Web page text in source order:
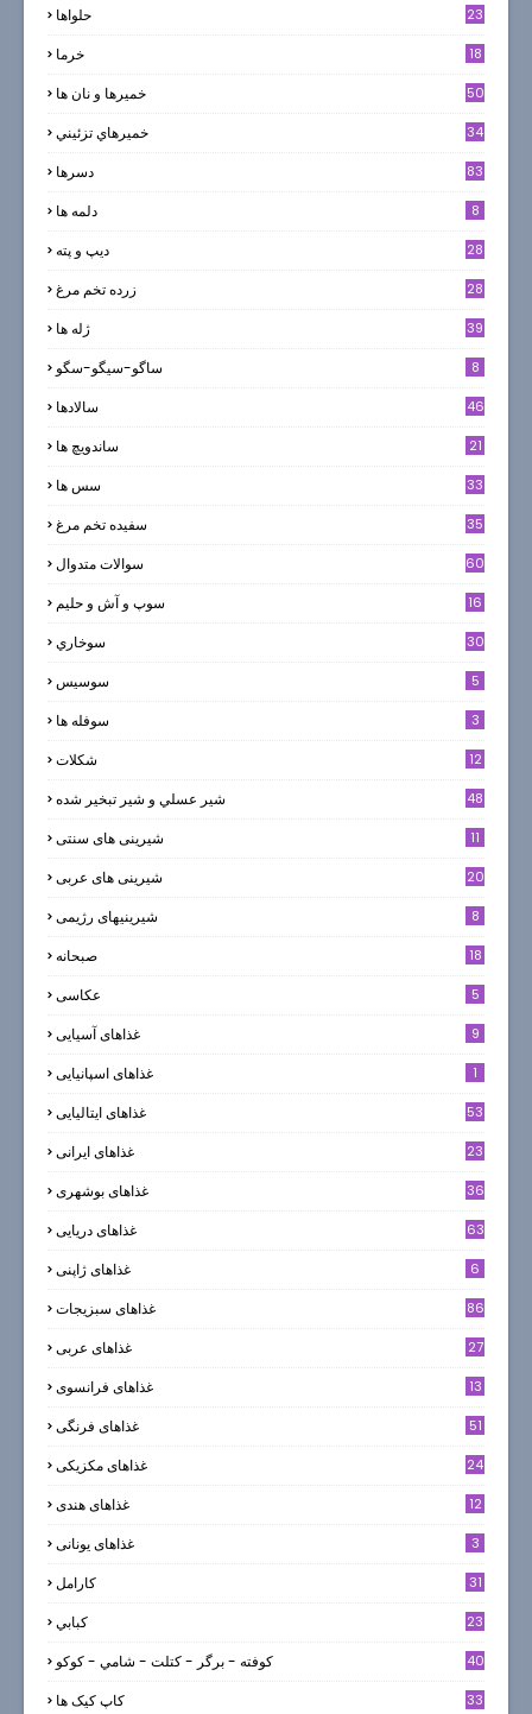
حلواها 23
خرما 18
خميرها و نان ها 50
خميرهاي تزئيني 34
دسرها 83
دلمه ها 8
ديپ و پته 28
زرده تخم مرغ 28
ژله ها 39
ساگو-سیگو-سگو 8
سالادها 46
ساندویچ ها 21
سس ها 33
سفيده تخم مرغ 35
سوالات متدوال 60
سوپ و آش و حليم 16
سوخاري 30
سوسيس 5
سوفله ها 3
شکلات
12
شير عسلي و شير تبخير شده 48
شیرینی های سنتی 11
شیرینی های عربی 20
شیرینیهای رژیمی 8
صبحانه 18
عکاسی 5
غذاهای آسیایی 9
غذاهای اسپانیایی 1
غذاهای ایتالیایی 53
غذاهای ایرانی 23
غذاهای بوشهری 36
غذاهای دریایی 63
غذاهای ژاپنی 6
غذاهای سبزیجات 86
غذاهای عربی 27
غذاهای فرانسوی 13
غذاهای فرنگی 51
غذاهای مکزیکی 24
غذاهای هندی 12
غذاهای یونانی 3
كارامل 31
كبابي 23
كوفته - برگر - كتلت - شامي - كوكو 40
کاپ کیک ها 33